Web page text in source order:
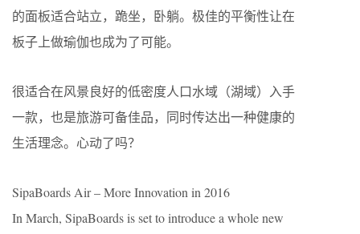
的面板适合站立，跪坐，卧躺。极佳的平衡性让在
板子上做瑜伽也成为了可能。
很适合在风景良好的低密度人口水域（湖域）入手
一款，也是旅游可备佳品，同时传达出一种健康的
生活理念。心动了吗？
SipaBoards Air – More Innovation in 2016
In March, SipaBoards is set to introduce a whole new